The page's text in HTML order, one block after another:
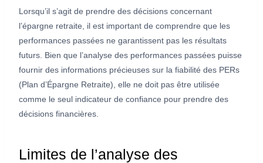
Lorsqu’il s’agit de prendre des décisions concernant
l’épargne retraite, il est important de comprendre que les
performances passées ne garantissent pas les résultats
futurs. Bien que l’analyse des performances passées puisse
fournir des informations précieuses sur la fiabilité des PERs
(Plan d’Épargne Retraite), elle ne doit pas être utilisée
comme le seul indicateur de confiance pour prendre des
décisions financières.
Limites de l’analyse des